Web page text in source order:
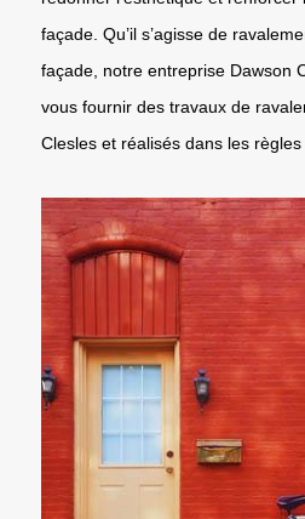
façade. Qu’il s’agisse de
façade, notre entreprise Dawson
vous fournir des travaux de
Clesles et réalisés dans les règles